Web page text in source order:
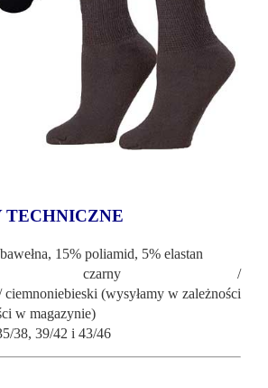
TECHNICZNE
15% poliamid, 5% elastan
/
ciemnoniebieski (wysyłamy w zależności
w magazynie)
38, 39/42 i 43/46